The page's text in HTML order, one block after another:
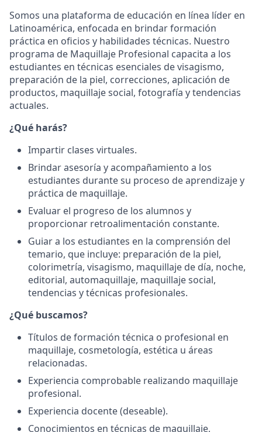
Somos una plataforma de educación en línea líder en
Latinoamérica, enfocada en brindar formación
práctica en oficios y habilidades técnicas. Nuestro
programa de Maquillaje Profesional capacita a los
estudiantes en técnicas esenciales de visagismo,
preparación de la piel, correcciones, aplicación de
productos, maquillaje social, fotografía y tendencias
actuales.
¿Qué harás?
Impartir clases virtuales.
Brindar asesoría y acompañamiento a los
estudiantes durante su proceso de aprendizaje y
práctica de maquillaje.
Evaluar el progreso de los alumnos y
proporcionar retroalimentación constante.
Guiar a los estudiantes en la comprensión del
temario, que incluye: preparación de la piel,
colorimetría, visagismo, maquillaje de día, noche,
editorial, automaquillaje, maquillaje social,
tendencias y técnicas profesionales.
¿Qué buscamos?
Títulos de formación técnica o profesional en
maquillaje, cosmetología, estética u áreas
relacionadas.
Experiencia comprobable realizando maquillaje
profesional.
Experiencia docente (deseable).
Conocimientos en técnicas de maquillaje,